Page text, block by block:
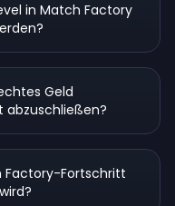
in Match Factory
Geld
abzuschließen?
Factory-Fortschritt